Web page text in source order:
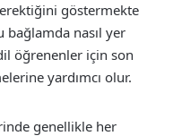
göstermekte
bağlamda nasıl yer
öğrenenler için son
yardımcı olur.
genellikle her